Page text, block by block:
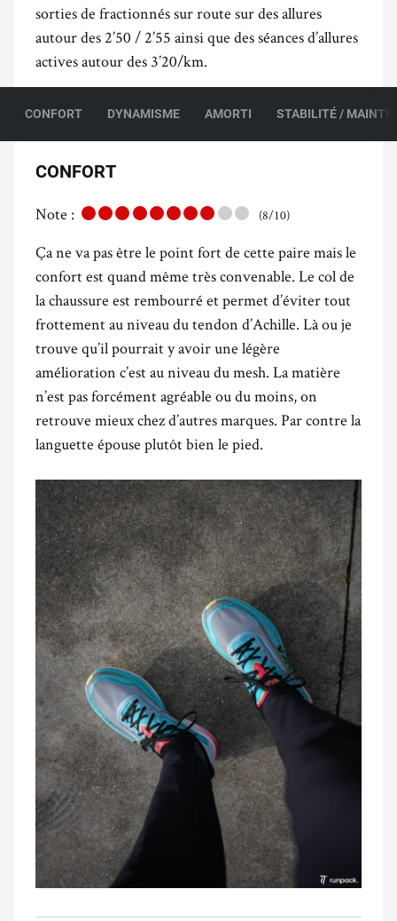
sorties de fractionnés sur route sur des allures
autour des 2’50 / 2’55 ainsi que des séances d’allures
actives autour des 3’20/km.
CONFORT DYNAMISME AMORTI STABILITÉ /
CONFORT
Note : (8/10)
Ça ne va pas être le point fort de cette paire mais le
confort est quand même très convenable. Le col de
la chaussure est rembourré et permet d’éviter tout
frottement au niveau du tendon d’Achille. Là ou je
trouve qu’il pourrait y avoir une légère
amélioration c’est au niveau du mesh. La matière
n’est pas forcément agréable ou du moins, on
retrouve mieux chez d’autres marques. Par contre la
languette épouse plutôt bien le pied.